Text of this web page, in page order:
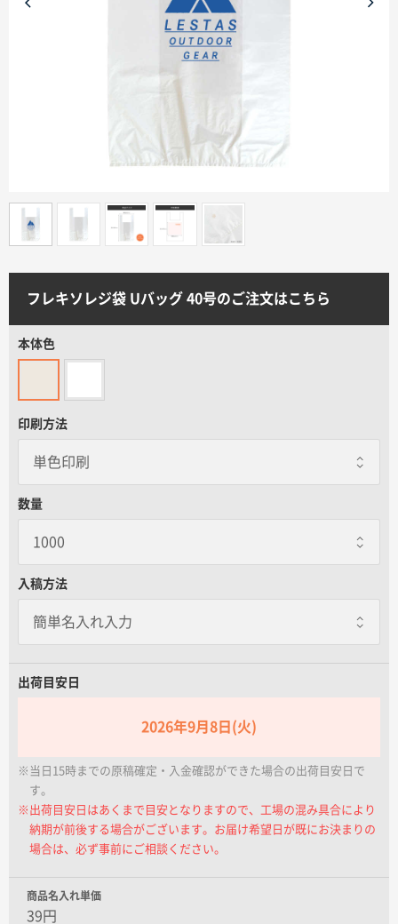
イベントから探す
印刷色から探す
サイトメニュー
データ入稿ガイド
よくあるご質問
名入れグループサイト
フレキソレジ袋 Uバッグ 40号のご注文はこちら
本体色
印刷方法
数量
入稿方法
出荷目安日
2026年9月8日(火)
※当日15時までの原稿確定・入金確認ができた場合の出荷目安日で
す。
※出荷目安日はあくまで目安となりますので、工場の混み具合により
納期が前後する場合がございます。お届け希望日が既にお決まりの
場合は、必ず事前にご相談ください。
商品名入れ単価
39円